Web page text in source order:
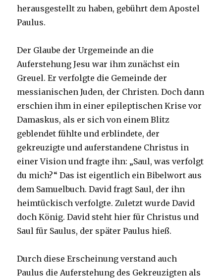
herausgestellt zu haben, gebührt dem Apostel
Paulus.
Der Glaube der Urgemeinde an die
Auferstehung Jesu war ihm zunächst ein
Greuel. Er verfolgte die Gemeinde der
messianischen Juden, der Christen. Doch dann
erschien ihm in einer epileptischen Krise vor
Damaskus, als er sich von einem Blitz
geblendet fühlte und erblindete, der
gekreuzigte und auferstandene Christus in
einer Vision und fragte ihn: „Saul, was verfolgt
du mich?“ Das ist eigentlich ein Bibelwort aus
dem Samuelbuch. David fragt Saul, der ihn
heimtückisch verfolgte. Zuletzt wurde David
doch König. David steht hier für Christus und
Saul für Saulus, der später Paulus hieß.
Durch diese Erscheinung verstand auch
Paulus die Auferstehung des Gekreuzigten als